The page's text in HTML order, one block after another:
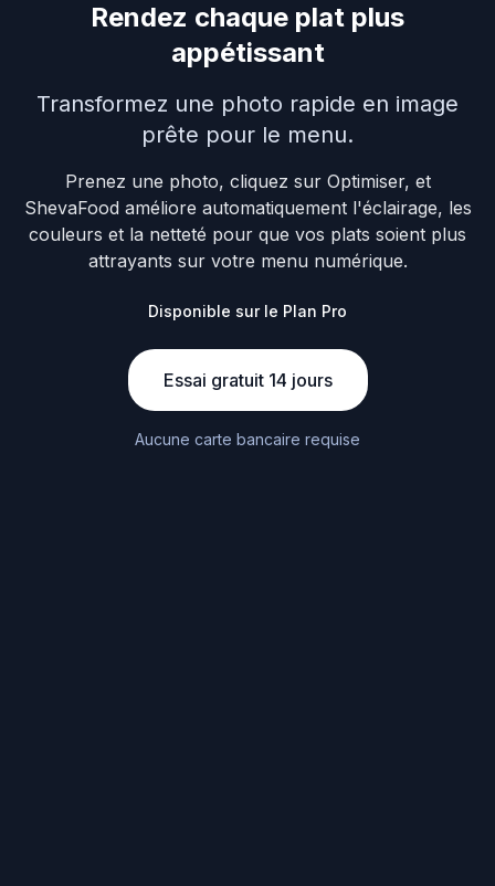
Rendez chaque plat plus
appétissant
Transformez une photo rapide en image
prête pour le menu.
Prenez une photo, cliquez sur Optimiser, et
ShevaFood améliore automatiquement l'éclairage, les
couleurs et la netteté pour que vos plats soient plus
attrayants sur votre menu numérique.
Disponible sur le Plan Pro
Essai gratuit 14 jours
Aucune carte bancaire requise